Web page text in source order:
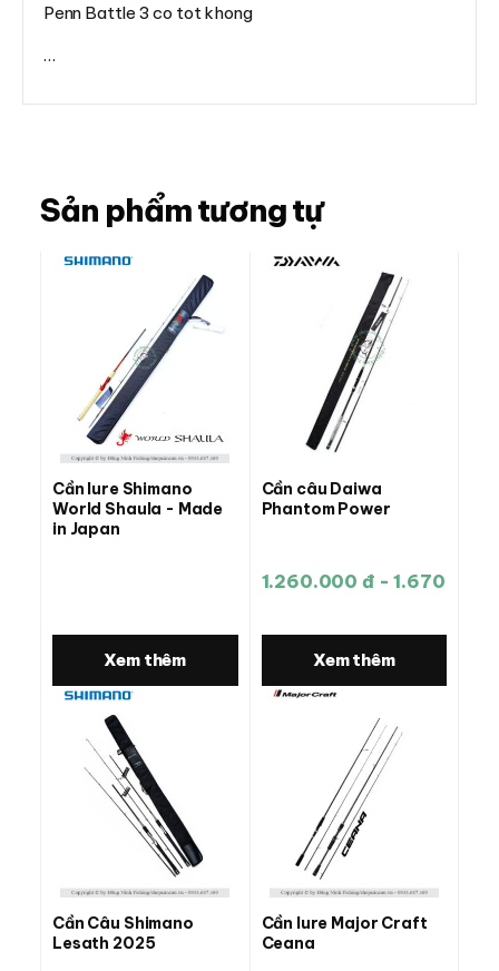
Penn Battle 3 co tot khong
…
Sản phẩm tương tự
Cần lure Shimano
World Shaula - Made
in Japan
Xem thêm
Cần câu Daiwa
Phantom Power
1.260.000 đ - 1.670.000
Xem thêm
Cần Câu Shimano
Lesath 2025
Cần lure Major Craft
Ceana